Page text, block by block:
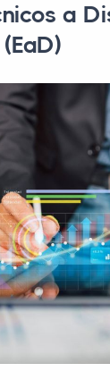
a
(EaD)